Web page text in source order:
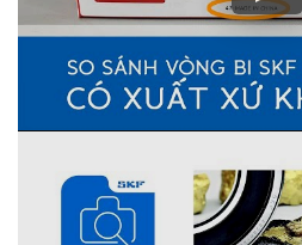
500 lần giá trị đơn hàngnếu Khách
hàng nhái SKF từ hệ thống của